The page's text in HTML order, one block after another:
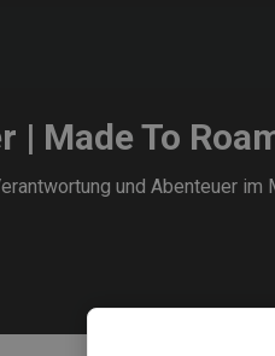
| Made To
und Abenteuer